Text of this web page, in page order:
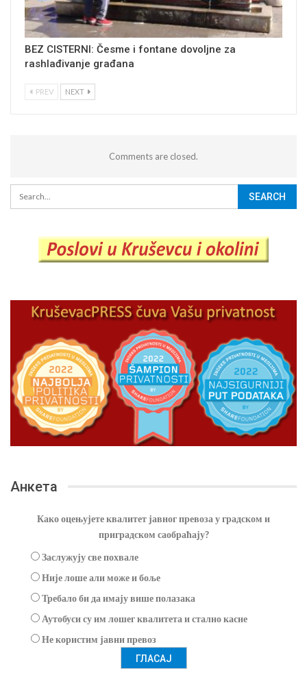
BEZ CISTERNI: Česme i fontane dovoljne za
rashlađivanje građana
PREV NEXT
Comments are closed.
Анкета
Како оцењујете квалитет јавног превоза у градском и
приградском саобраћају?
Заслужују све похвале
Није лоше али може и боље
Требало би да имају више полазака
Аутобуси су им лошег квалитета и стално касне
Не користим јавни превоз